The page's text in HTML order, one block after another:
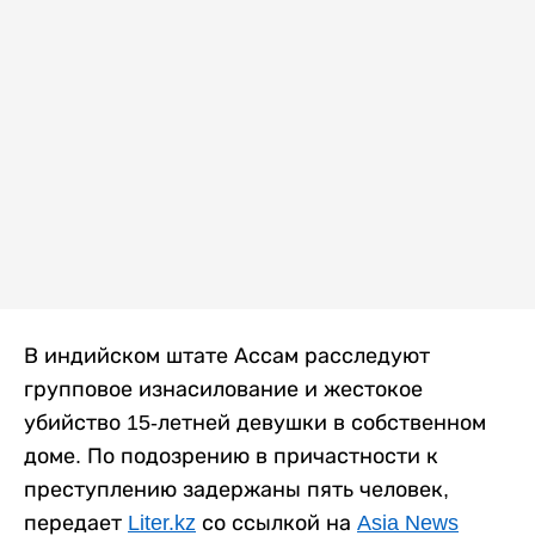
В индийском штате Ассам расследуют
групповое изнасилование и жестокое
убийство 15-летней девушки в собственном
доме. По подозрению в причастности к
преступлению задержаны пять человек,
передает Liter.kz со ссылкой на Asia News